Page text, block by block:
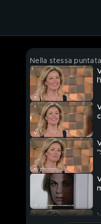
Nella stessa puntata